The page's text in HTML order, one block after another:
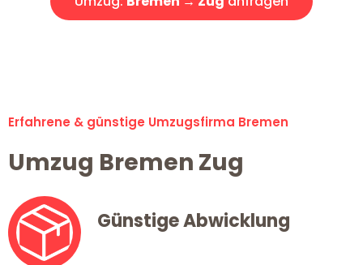
Erfahrene & günstige Umzugsfirma Bremen
Umzug Bremen Zug
Günstige Abwicklung